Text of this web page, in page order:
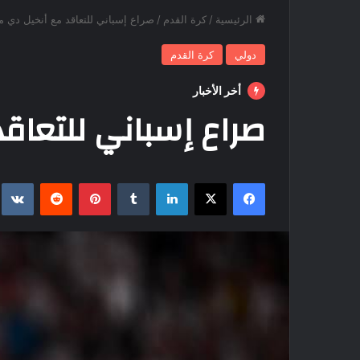
الرئيسية / كرة القدم / صراع إسباني للتعاقد مع أنخيل دي
دولي كرة القدم
أخر الأخبار
صراع إسباني
فيسبوك ‫X لينكدإن بينتيريست